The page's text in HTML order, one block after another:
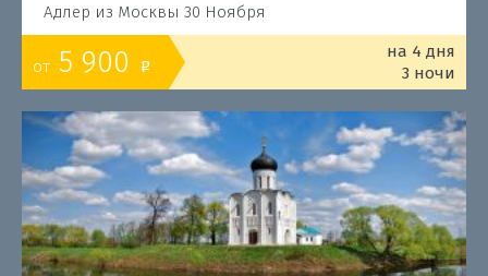
Адлер из Москвы 30 Ноября
от 5 900 o
на 4 дня
3 ночи